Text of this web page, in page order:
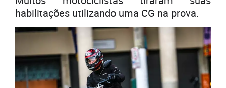
habilitações utilizando uma CG na prova.